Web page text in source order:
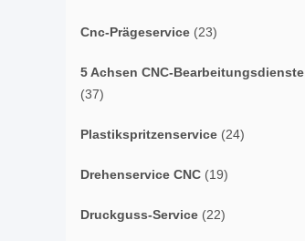
Cnc-Prägeservice (23)
5 Achsen CNC-Bearbeitungsdienste
(37)
Plastikspritzenservice (24)
Drehenservice CNC (19)
Druckguss-Service (22)